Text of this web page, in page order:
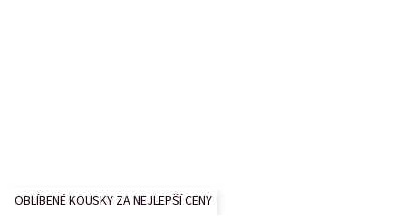
OBLÍBENÉ KOUSKY ZA NEJLEPŠÍ CENY